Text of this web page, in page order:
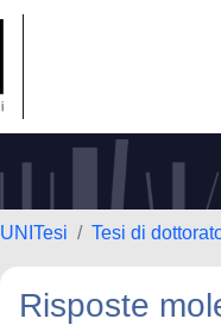
UNITesi Tesi di
Risposte